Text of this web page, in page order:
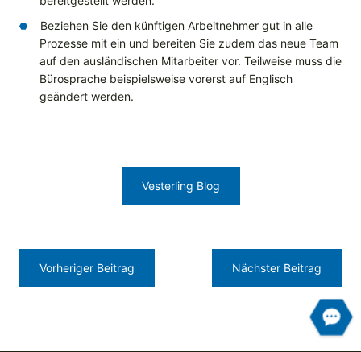
Beziehen Sie den künftigen Arbeitnehmer gut in alle
Prozesse mit ein und bereiten Sie zudem das neue Team
auf den ausländischen Mitarbeiter vor. Teilweise muss die
Bürosprache beispielsweise vorerst auf Englisch
geändert werden.
Vorheriger Beitrag
Vesterling Blog
Nächster Beitrag